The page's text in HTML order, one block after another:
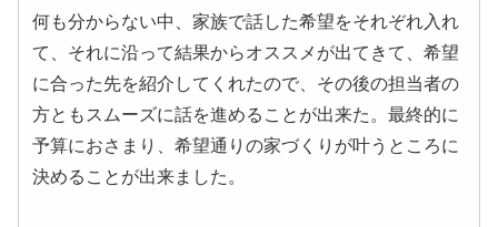
何も分からない中、家族で話した希望をそれぞれ入れ
て、それに沿って結果からオススメが出てきて、希望
に合った先を紹介してくれたので、その後の担当者の
方ともスムーズに話を進めることが出来た。最終的に
予算におさまり、希望通りの家づくりが叶うところに
決めることが出来ました。